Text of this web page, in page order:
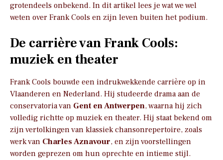
grotendeels onbekend. In dit artikel lees je wat we wel
weten over Frank Cools en zijn leven buiten het podium.
De carrière van Frank Cools:
muziek en theater
Frank Cools bouwde een indrukwekkende carrière op in
Vlaanderen en Nederland. Hij studeerde drama aan de
conservatoria van Gent en Antwerpen, waarna hij zich
volledig richtte op muziek en theater. Hij staat bekend om
zijn vertolkingen van klassiek chansonrepertoire, zoals
werk van Charles Aznavour, en zijn voorstellingen
worden geprezen om hun oprechte en intieme stijl.